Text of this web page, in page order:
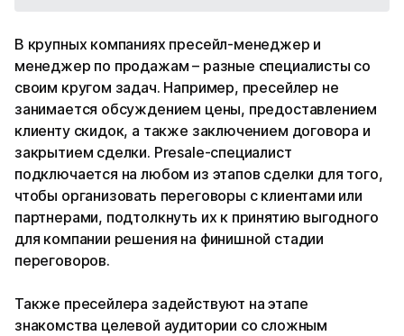
В крупных компаниях пресейл-менеджер и
менеджер по продажам – разные специалисты со
своим кругом задач. Например, пресейлер не
занимается обсуждением цены, предоставлением
клиенту скидок, а также заключением договора и
закрытием сделки. Presale-специалист
подключается на любом из этапов сделки для того,
чтобы организовать переговоры с клиентами или
партнерами, подтолкнуть их к принятию выгодного
для компании решения на финишной стадии
переговоров.
Также пресейлера задействуют на этапе
знакомства целевой аудитории со сложным